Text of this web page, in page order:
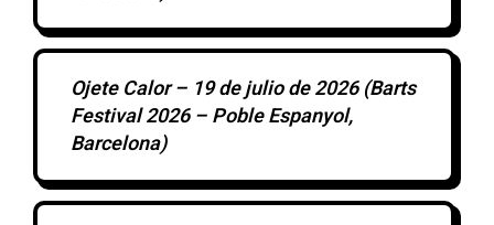
Ojete Calor – 19 de julio de 2026 (Barts
Festival 2026 – Poble Espanyol,
Barcelona)